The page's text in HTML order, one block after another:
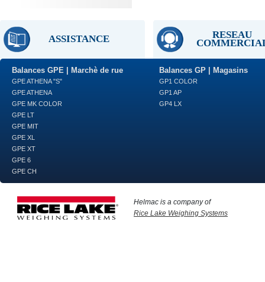
ASSISTANCE RESEAU
Balances GPE | Marchè de rue
GPE ATHENA "S"
GPE ATHENA
GPE MK COLOR
GPE LT
GPE MIT
GPE XL
GPE XT
GPE 6
GPE CH
Balances GP | Magasins
GP1 COLOR
GP1 AP
GP4 LX
Helmac is a company of
Rice Lake Weighing Systems